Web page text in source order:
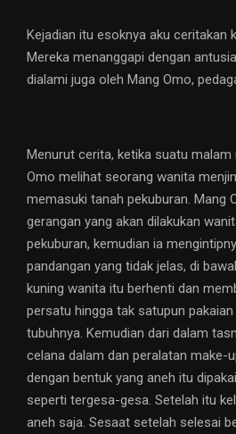
Kejadian itu esoknya aku ceritakan
Mereka menanggapi dengan
dialami juga oleh Mang Omo,
Menurut cerita, ketika suatu malam
Omo melihat seorang wanita
memasuki tanah pekuburan. Mang
gerangan yang akan dilakukan
pekuburan, kemudian ia
pandangan yang tidak jelas, di
kuning wanita itu berhenti dan
persatu hingga tak satupun
tubuhnya. Kemudian dari dalam
celana dalam dan peralatan make-
dengan bentuk yang aneh itu
seperti tergesa-gesa. Setelah itu
aneh saja. Sesaat setelah selesai